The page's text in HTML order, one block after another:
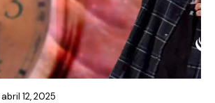
abril 12, 2025